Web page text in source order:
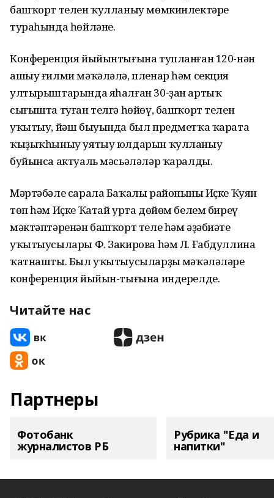
башҡорт телен ҡулланыу мөмкинлектәре
тураһында һөйләне.
Конференция йыйынтығына тупланған 120-нән
ашыу ғилми мәҡәләлә, пленар һәм секция
ултырыштарында яһалған 30-ҙан артыҡ
сығышта туған телгә һөйөү, башҡорт телен
уҡытыу, йәш быуында был предметҡа ҡарата
ҡыҙыҡһыныу уятыу юлдарын ҡулланыу
буйынса актуаль мәсьәләләр ҡаралды.
Мәртәбәле сарала Баҡалы районының Иҫке Ҡуян
төп һәм Иҫке Ҡатай урта дөйөм белем биреү
мәктәптәренән башҡорт теле һәм әҙәбиәте
уҡытыусылары Ф. Закирова һәм Л. Ғабдуллина
ҡатнашты. Был уҡытыусыларҙың мәҡәләләре
конференция йыйын-тығына индерелде.
Читайте нас
Партнеры
Фотобанк
журналистов РБ
Рубрика "Еда и
напитки"